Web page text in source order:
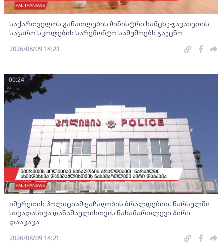
საქართველოს განათლების მინისტრი სამცხე-ჯავახეთის
საჯარო სკოლების სარემონტო სამუშოებს გაეცნო
2026/08/09 14:23
იმერეთის პოლიციამ ყაჩაღობის ბრალდებით, წარსულში
სხვადასხვა დანაშაულისთვის ნასამართლევი პირი
დააკავა
00:24
2026/08/09 14:21